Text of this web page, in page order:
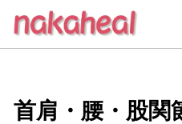
首肩・腰・股関